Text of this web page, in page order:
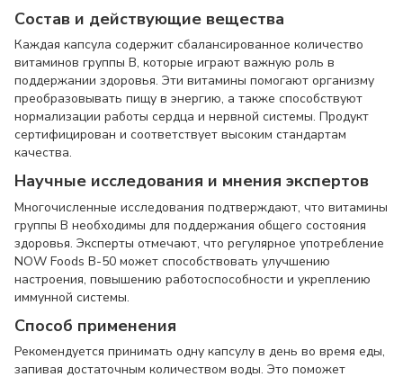
Состав и действующие вещества
Каждая капсула содержит сбалансированное количество
витаминов группы B, которые играют важную роль в
поддержании здоровья. Эти витамины помогают организму
преобразовывать пищу в энергию, а также способствуют
нормализации работы сердца и нервной системы. Продукт
сертифицирован и соответствует высоким стандартам
качества.
Научные исследования и мнения экспертов
Многочисленные исследования подтверждают, что витамины
группы B необходимы для поддержания общего состояния
здоровья. Эксперты отмечают, что регулярное употребление
NOW Foods B-50 может способствовать улучшению
настроения, повышению работоспособности и укреплению
иммунной системы.
Способ применения
Рекомендуется принимать одну капсулу в день во время еды,
запивая достаточным количеством воды. Это поможет